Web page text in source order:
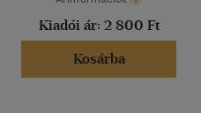
Kiadói ár: 2 800 Ft
Kosárba